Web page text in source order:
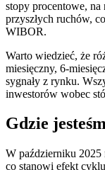
stopy procentowe,
przyszłych ruchów,
WIBOR.
Warto wiedzieć, że
miesięczny, 6-
sygnały z rynku.
inwestorów wobec
Gdzie
W październiku 2025
co stanowi efekt